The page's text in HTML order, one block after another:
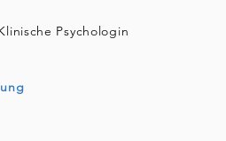
Psychologin